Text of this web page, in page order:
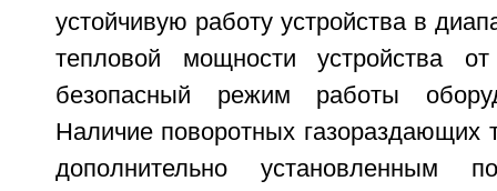
устойчивую работу устройства в
тепловой мощности устройства
безопасный режим работы
Наличие поворотных газораздающих
дополнительно установленным